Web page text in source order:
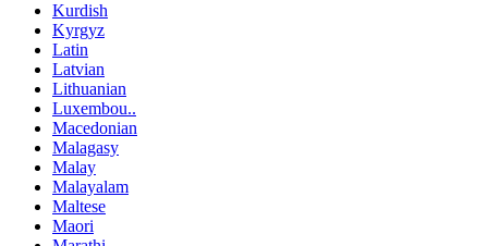
Kurdish
Kyrgyz
Latin
Latvian
Lithuanian
Luxembou..
Macedonian
Malagasy
Malay
Malayalam
Maltese
Maori